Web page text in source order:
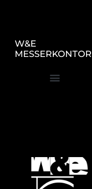
W&E
MESSERKONTOR